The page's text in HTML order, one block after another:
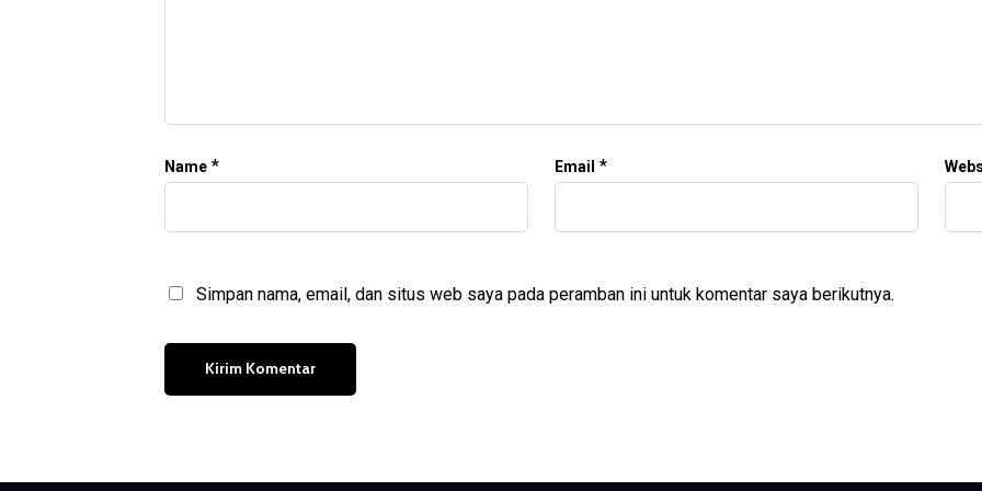
Name * Email *
Simpan nama, email, dan situs web saya pada peramban ini untuk komentar saya berikutnya.